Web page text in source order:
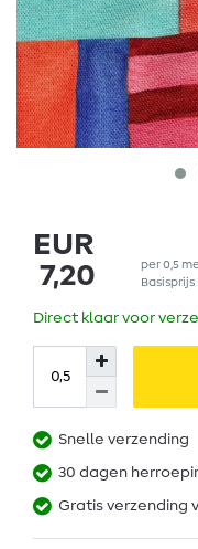
EUR
7,20
per0,5
Direct klaar voor
Snelle verzending
30 dagen
Gratis verzending